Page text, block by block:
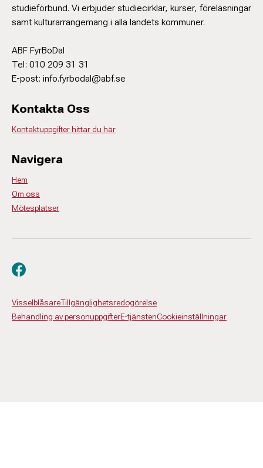
studieförbund. Vi erbjuder studiecirklar, kurser, föreläsningar
samt kulturarrangemang i alla landets kommuner.
ABF FyrBoDal
Tel: 010 209 31 31
E-post: info.fyrbodal@abf.se
Kontakta Oss
Kontaktuppgifter hittar du här
Navigera
Hem
Om oss
Mötesplatser
VisselblåsareTillgänglighetsredogörelse
Behandling av personuppgifterE-tjänstenCookieinställningar
Besök oss på facebook